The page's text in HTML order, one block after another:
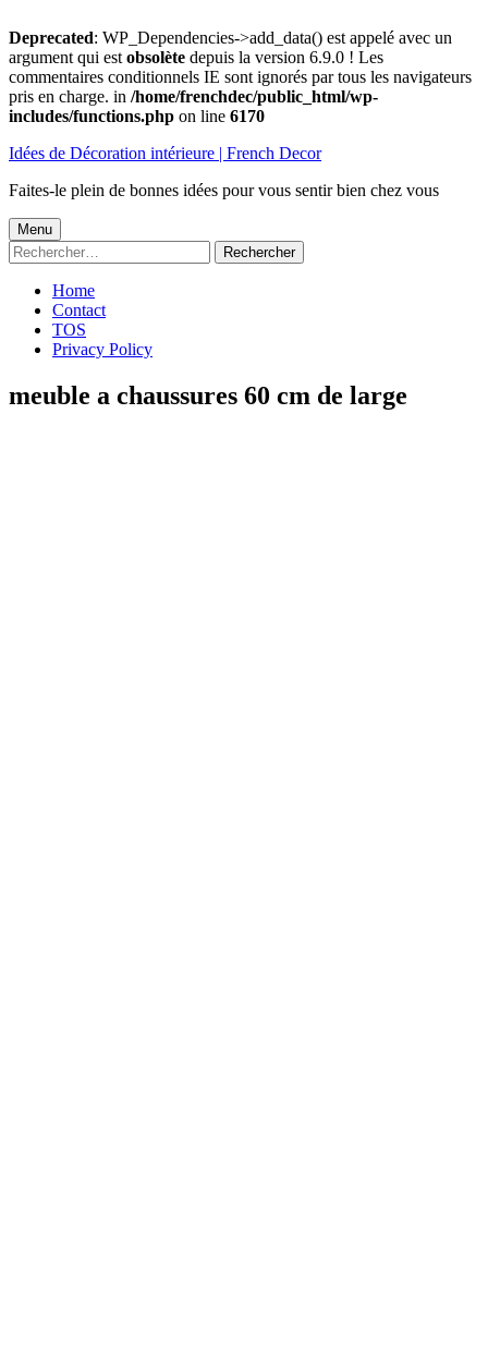
Deprecated: WP_Dependencies->add_data() est appelé avec un
argument qui est obsolète depuis la version 6.9.0 ! Les
commentaires conditionnels IE sont ignorés par tous les navigateurs
pris en charge. in /home/frenchdec/public_html/wp-
includes/functions.php on line 6170
au
Idées de Décoration intérieure | French Decor
Faites-le plein de bonnes idées pour vous sentir bien chez vous
Menu
principal
Menu
Rechercher :
Home
Contact
TOS
Privacy Policy
meuble a chaussures 60 cm de large